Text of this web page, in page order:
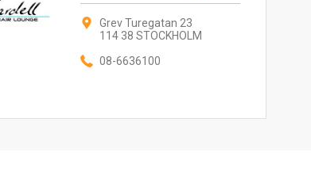
Grev Turegatan 23
114 38 STOCKHOLM
08-6636100